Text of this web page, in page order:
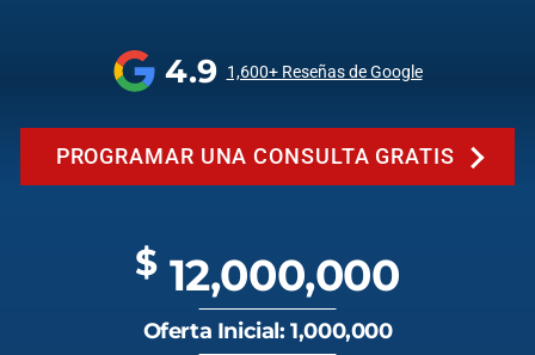
4.9 1,600+ Reseñas de Google
PROGRAMAR UNA CONSULTA GRATIS
$ 12,000,000
Oferta Inicial: 1,000,000